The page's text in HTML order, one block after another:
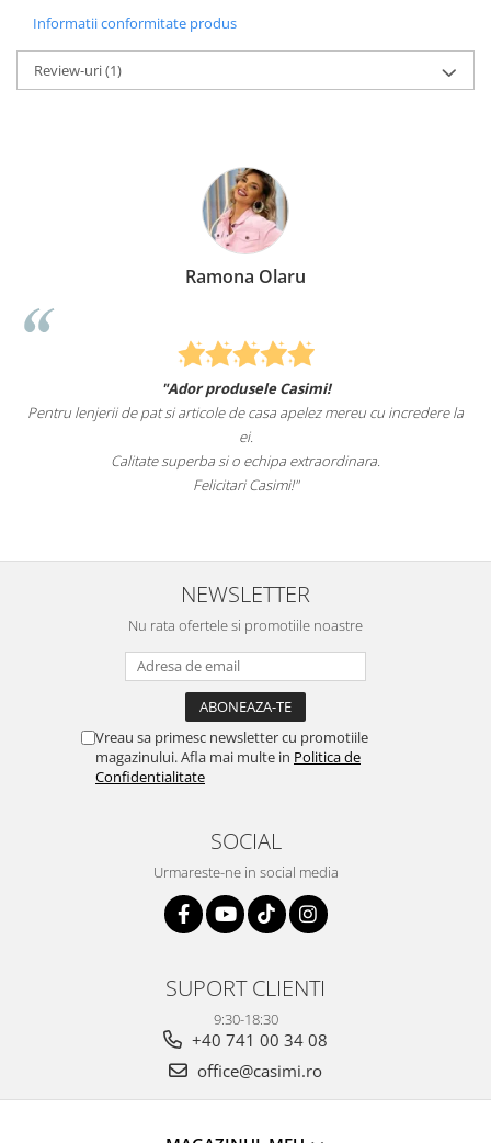
Informatii conformitate produs
Review-uri(1)
Ramona Olaru
"Ador produsele Casimi!
Pentru lenjerii de pat si articole de casa apelez mereu cu incredere la
ei.
Calitate superba si o echipa extraordinara.
Felicitari Casimi!"
NEWSLETTER
Nu rata ofertele si promotiile noastre
Vreau sa primesc newsletter cu promotiile
magazinului. Afla mai multe in Politica de
Confidentialitate
SOCIAL
Urmareste-ne in social media
SUPORT CLIENTI
9:30-18:30
+40 741 00 34 08
office@casimi.ro